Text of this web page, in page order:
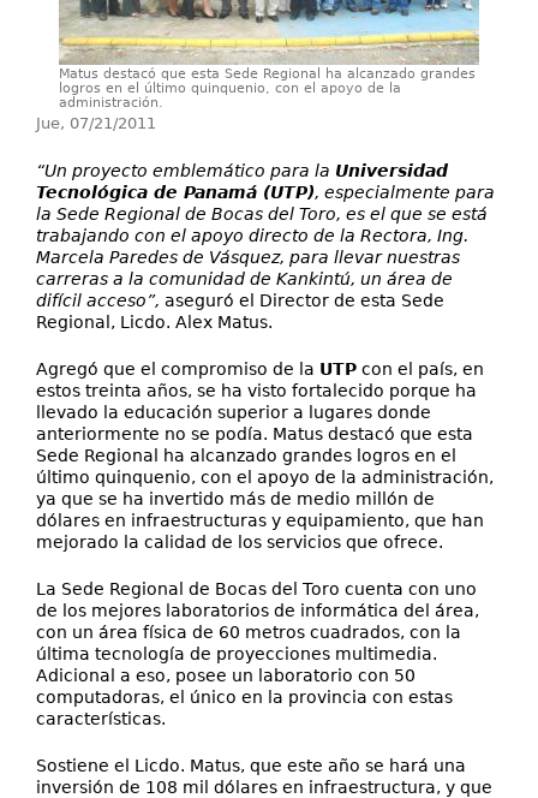
Matus destacó que esta Sede Regional ha alcanzado grandes
logros en el último quinquenio, con el apoyo de la
administración.
Jue, 07/21/2011
“Un proyecto emblemático para la Universidad
Tecnológica de Panamá (UTP), especialmente para
la Sede Regional de Bocas del Toro, es el que se está
trabajando con el apoyo directo de la Rectora, Ing.
Marcela Paredes de Vásquez, para llevar nuestras
carreras a la comunidad de Kankintú, un área de
difícil acceso”, aseguró el Director de esta Sede
Regional, Licdo. Alex Matus.
Agregó que el compromiso de la UTP con el país, en
estos treinta años, se ha visto fortalecido porque ha
llevado la educación superior a lugares donde
anteriormente no se podía. Matus destacó que esta
Sede Regional ha alcanzado grandes logros en el
último quinquenio, con el apoyo de la administración,
ya que se ha invertido más de medio millón de
dólares en infraestructuras y equipamiento, que han
mejorado la calidad de los servicios que ofrece.
La Sede Regional de Bocas del Toro cuenta con uno
de los mejores laboratorios de informática del área,
con un área física de 60 metros cuadrados, con la
última tecnología de proyecciones multimedia.
Adicional a eso, posee un laboratorio con 50
computadoras, el único en la provincia con estas
características.
Sostiene el Licdo. Matus, que este año se hará una
inversión de 108 mil dólares en infraestructura, y que